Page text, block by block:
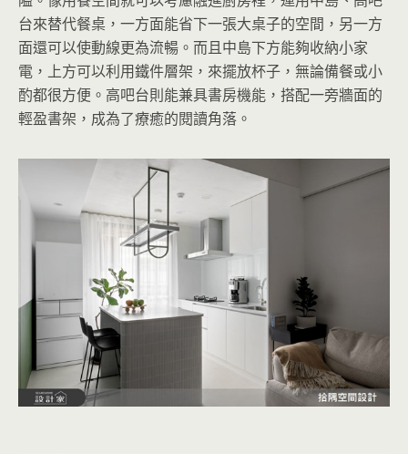
台來替代餐桌，一方面能省下一張大桌子的空間，另一方
面還可以使動線更為流暢。而且中島下方能夠收納小家
電，上方可以利用鐵件層架，來擺放杯子，無論備餐或小
酌都很方便。高吧台則能兼具書房機能，搭配一旁牆面的
輕盈書架，成為了療癒的閱讀角落。